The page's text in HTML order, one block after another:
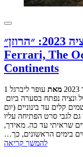
פסטיבל ונציה 2023: ״הרוזן״, Comandante,
Ferrari, The
Continents
מאת עופר ליברגל
קלים עד בינוניים (יום
גם לגבי סרט הפתיחה עליו
שראיתי עד כה. מאידך,
בימים הראשונים, כך…
להמשך קריאה